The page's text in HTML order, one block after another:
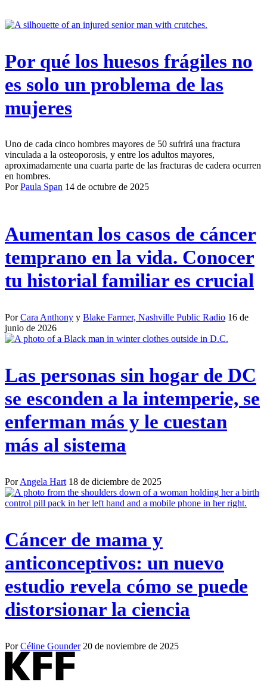
Por qué los huesos frágiles no
es solo un problema de las
mujeres
Uno de cada cinco hombres mayores de 50 sufrirá una fractura
vinculada a la osteoporosis, y entre los adultos mayores,
aproximadamente una cuarta parte de las fracturas de cadera ocurren
en hombres.
PorPaula Span 14 de octubre de 2025
Aumentan los casos de cáncer
temprano en la vida. Conocer
tu historial familiar es crucial
PorCara Anthony y Blake Farmer, Nashville Public Radio 16 de
junio de 2026
Las personas sin hogar de DC
se esconden a la intemperie, se
enferman más y le cuestan
más al sistema
PorAngela Hart 18 de diciembre de 2025
Cáncer de mama y
anticonceptivos: un nuevo
estudio revela cómo se puede
distorsionar la ciencia
PorCéline Gounder 20 de noviembre de 2025